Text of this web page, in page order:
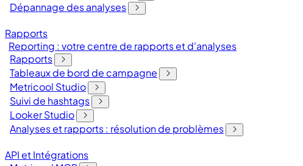
Dépannage des analyses
Rapports
Reporting : votre centre de rapports et d'analyses
Rapports
Tableaux de bord de campagne
Metricool Studio
Suivi de hashtags
Looker Studio
Analyses et rapports : résolution de problèmes
API et Intégrations